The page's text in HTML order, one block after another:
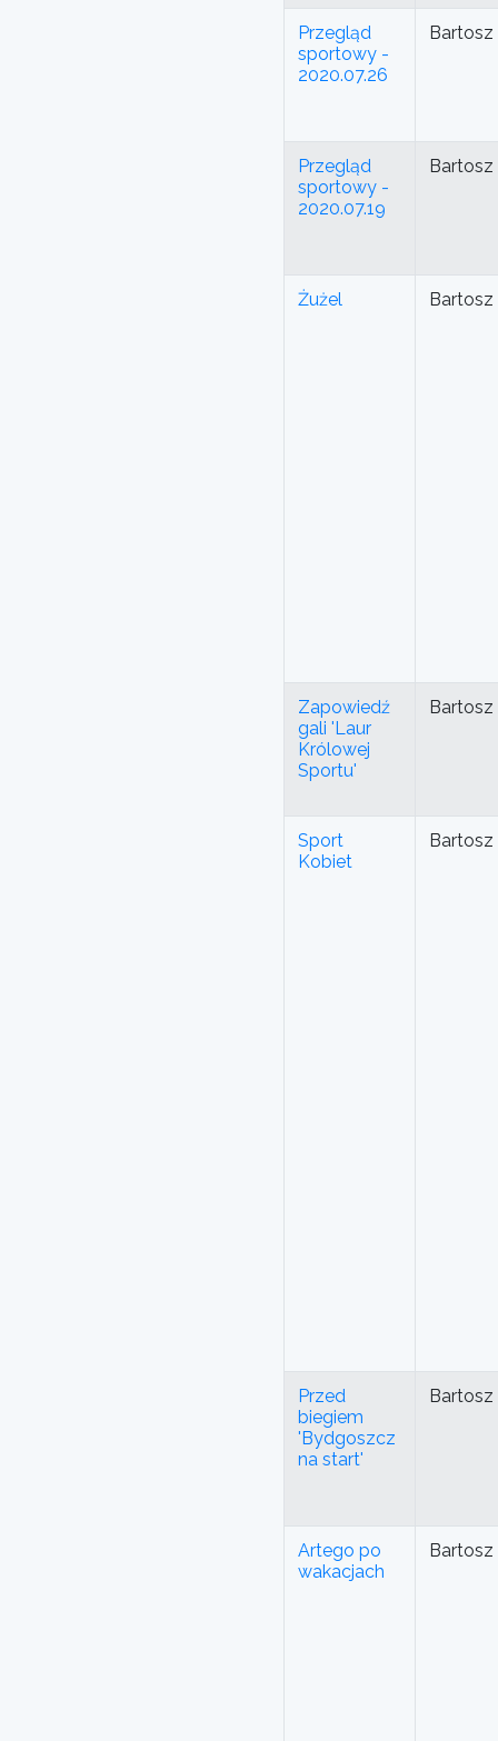
Przegląd
sportowy -
2020.07.26
Przegląd
sportowy -
2020.07.19
Żużel
Zapowiedź
gali 'Laur
Królowej
Sportu'
Sport
Kobiet
Przed
biegiem
'Bydgoszcz
na start'
Artego po
wakacjach